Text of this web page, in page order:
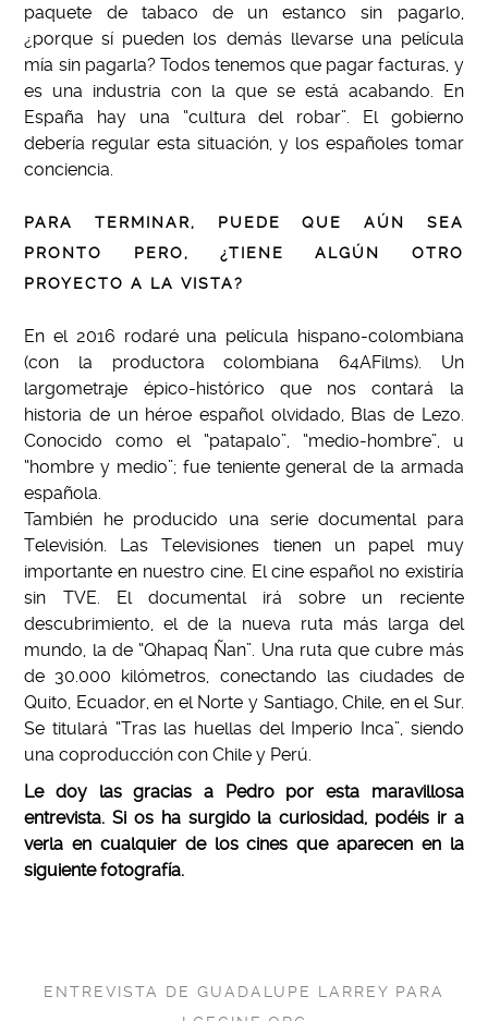
paquete de tabaco de un estanco sin pagarlo,
¿porque sí pueden los demás llevarse una película
mía sin pagarla? Todos tenemos que pagar facturas, y
es una industria con la que se está acabando. En
España hay una “cultura del robar”. El gobierno
debería regular esta situación, y los españoles tomar
conciencia.
PARA TERMINAR, PUEDE QUE AÚN SEA
PRONTO PERO, ¿TIENE ALGÚN OTRO
PROYECTO A LA VISTA?
En el 2016 rodaré una película hispano-colombiana
(con la productora colombiana 64AFilms). Un
largometraje épico-histórico que nos contará la
historia de un héroe español olvidado, Blas de Lezo.
Conocido como el “patapalo”, “medio-hombre”, u
“hombre y medio”; fue teniente general de la armada
española.
También he producido una serie documental para
Televisión. Las Televisiones tienen un papel muy
importante en nuestro cine. El cine español no existiría
sin TVE. El documental irá sobre un reciente
descubrimiento, el de la nueva ruta más larga del
mundo, la de “Qhapaq Ñan”. Una ruta que cubre más
de 30.000 kilómetros, conectando las ciudades de
Quito, Ecuador, en el Norte y Santiago, Chile, en el Sur.
Se titulará “Tras las huellas del Imperio Inca”, siendo
una coproducción con Chile y Perú.
Le doy las gracias a Pedro por esta maravillosa
entrevista. Si os ha surgido la curiosidad, podéis ir a
verla en cualquier de los cines que aparecen en la
siguiente fotografía.
ENTREVISTA DE GUADALUPE LARREY PARA